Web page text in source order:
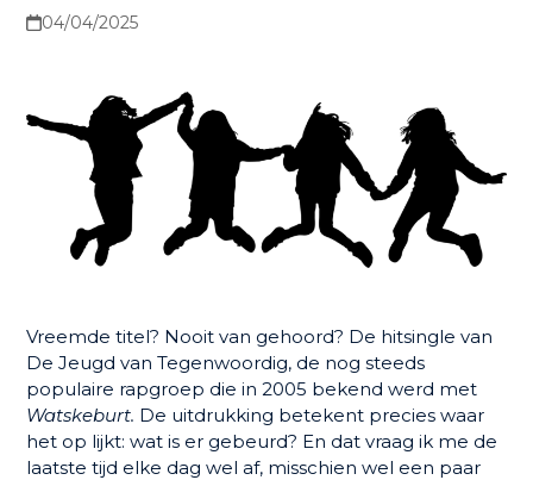
04/04/2025
Vreemde titel? Nooit van gehoord? De hitsingle van
De Jeugd van Tegenwoordig, de nog steeds
populaire rapgroep die in 2005 bekend werd met
Watskeburt. De uitdrukking betekent precies waar
het op lijkt: wat is er gebeurd? En dat vraag ik me de
laatste tijd elke dag wel af, misschien wel een paar